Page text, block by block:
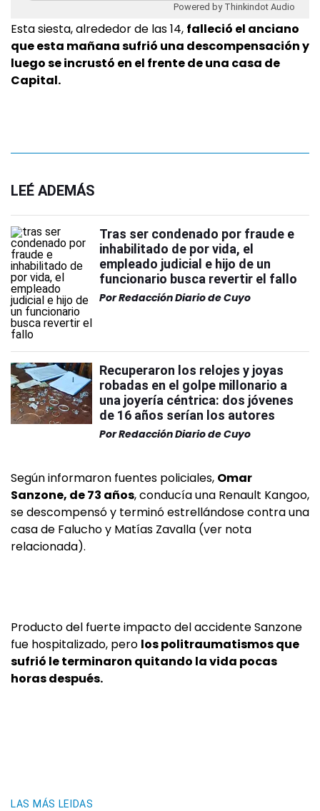
Powered by Thinkindot Audio
Esta siesta, alrededor de las 14, falleció el anciano
que esta mañana sufrió una descompensación y
luego se incrustó en el frente de una casa de
Capital.
LEÉ ADEMÁS
Tras ser condenado por fraude e
inhabilitado de por vida, el
empleado judicial e hijo de un
funcionario busca revertir el fallo
PorRedacción Diario de Cuyo
Recuperaron los relojes y joyas
robadas en el golpe millonario a
una joyería céntrica: dos jóvenes
de 16 años serían los autores
PorRedacción Diario de Cuyo
Según informaron fuentes policiales, Omar
Sanzone, de 73 años, conducía una Renault Kangoo,
se descompensó y terminó estrellándose contra una
casa de Falucho y Matías Zavalla (ver nota
relacionada).
Producto del fuerte impacto del accidente Sanzone
fue hospitalizado, pero los politraumatismos que
sufrió le terminaron quitando la vida pocas
horas después.
LAS MÁS LEIDAS